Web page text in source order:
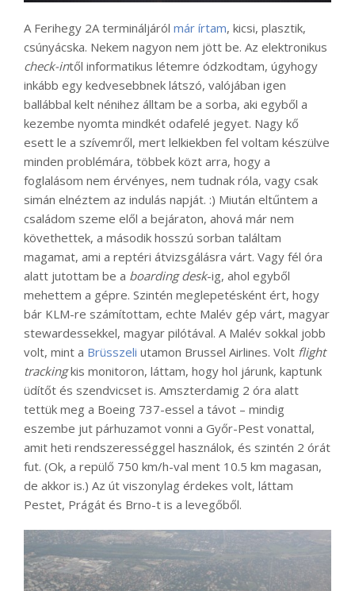
A Ferihegy 2A termináljáról már írtam, kicsi, plasztik,
csúnyácska. Nekem nagyon nem jött be. Az elektronikus
check-intől informatikus létemre ódzkodtam, úgyhogy
inkább egy kedvesebbnek látszó, valójában igen
ballábbal kelt nénihez álltam be a sorba, aki egyből a
kezembe nyomta mindkét odafelé jegyet. Nagy kő
esett le a szívemről, mert lelkiekben fel voltam készülve
minden problémára, többek közt arra, hogy a
foglalásom nem érvényes, nem tudnak róla, vagy csak
simán elnéztem az indulás napját. :) Miután eltűntem a
családom szeme elől a bejáraton, ahová már nem
követhettek, a második hosszú sorban találtam
magamat, ami a reptéri átvizsgálásra várt. Vagy fél óra
alatt jutottam be a boarding desk-ig, ahol egyből
mehettem a gépre. Szintén meglepetésként ért, hogy
bár KLM-re számítottam, echte Malév gép várt, magyar
stewardessekkel, magyar pilótával. A Malév sokkal jobb
volt, mint a Brüsszeli utamon Brussel Airlines. Volt flight
trackingkis monitoron, láttam, hogy hol járunk, kaptunk
üdítőt és szendvicset is. Amszterdamig 2 óra alatt
tettük meg a Boeing 737-essel a távot – mindig
eszembe jut párhuzamot vonni a Győr-Pest vonattal,
amit heti rendszerességgel használok, és szintén 2 órát
fut. (Ok, a repülő 750 km/h-val ment 10.5 km magasan,
de akkor is.) Az út viszonylag érdekes volt, láttam
Pestet, Prágát és Brno-t is a levegőből.